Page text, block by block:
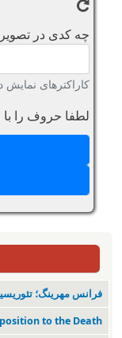
چه کدی در تصویر
کاراکترهای نمایش
لطفا حروف را با
فرانس مهرینگ؛ تئوریسین
to the Death